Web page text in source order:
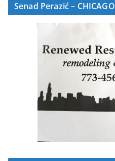
Senad Perazić – CHICAGO